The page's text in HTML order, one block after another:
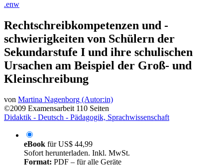
.enw
Rechtschreibkompetenzen und -
schwierigkeiten von Schülern der
Sekundarstufe I und ihre schulischen
Ursachen am Beispiel der Groß- und
Kleinschreibung
von Martina Nagenborg (Autor:in)
©2009 Examensarbeit 110 Seiten
Didaktik - Deutsch - Pädagogik, Sprachwissenschaft
eBook fürUS$ 44,99
Sofort herunterladen. Inkl. MwSt.
Format: PDF – für alle Geräte